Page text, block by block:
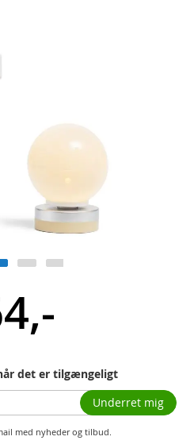
det er tilgængeligt
med nyheder og tilbud.
Underret mig